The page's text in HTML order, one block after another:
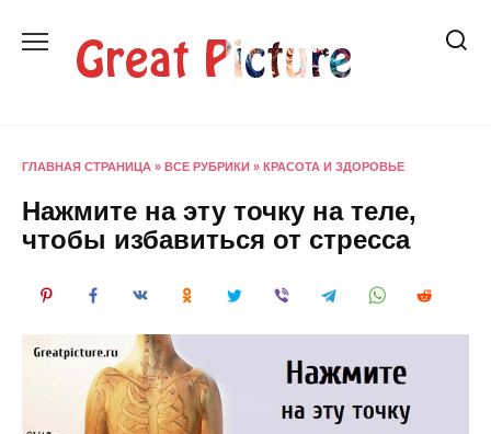
содержанию
ГЛАВНАЯ СТРАНИЦА » ВСЕ РУБРИКИ » КРАСОТА И ЗДОРОВЬЕ
Нажмите на эту точку на теле,
чтобы избавиться от стресса